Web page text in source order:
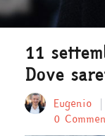
11
Dove
Eugenio
0